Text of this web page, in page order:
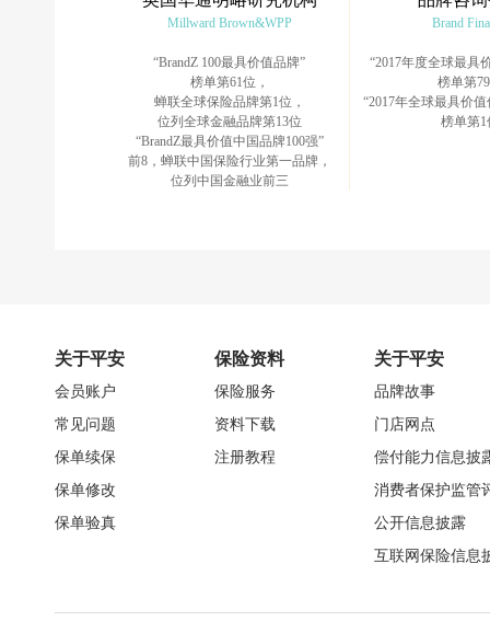
Millward Brown&WPP
“BrandZ 100最具价值品牌”
榜单第61位，
蝉联全球保险品牌第1位，
位列全球金融品牌第13位
“BrandZ最具价值中国品牌100强”
前8，蝉联中国保险行业第一品牌，
位列中国金融业前三
Brand
“2017年度全球最具
榜单第
“2017年全球最具价
榜单第1
关于平安
会员账户
常见问题
保单续保
保单修改
保单验真
保险资料
保险服务
资料下载
注册教程
关于平安
品牌故事
门店网点
偿付能力信息披
消费者保护监管
公开信息披露
互联网保险信息